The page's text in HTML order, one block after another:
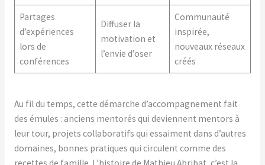
Partages
d’expériences
lors de
conférences
Diffuser la
motivation et
l’envie d’oser
Communauté
inspirée,
nouveaux réseaux
créés
Au fil du temps, cette démarche d’accompagnement fait
des émules : anciens mentorés qui deviennent mentors à
leur tour, projets collaboratifs qui essaiment dans d’autres
domaines, bonnes pratiques qui circulent comme des